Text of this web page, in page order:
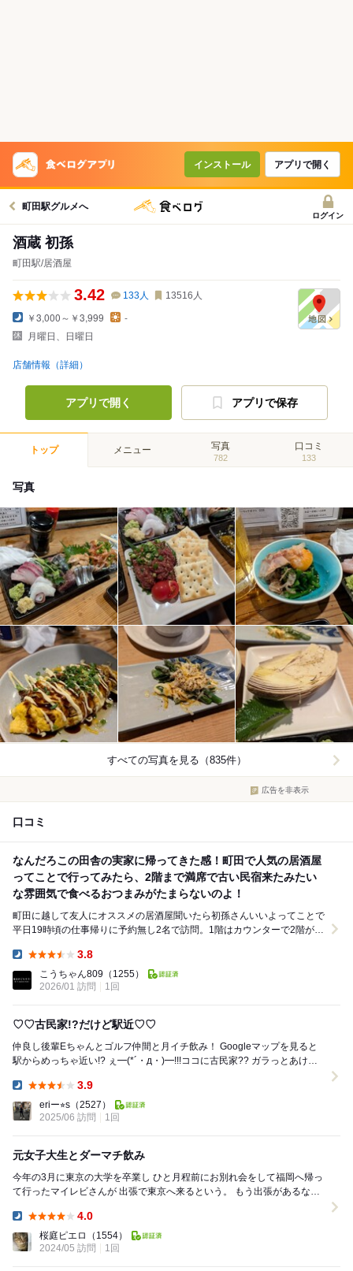
インストール アプリで開く
町田駅グルメへ
ログイン
酒蔵 初孫
町田駅/居酒屋
3.42 133人 13516 人
￥3,000～￥3,999
-
月曜日、日曜日
店舗情報（詳細）
アプリで開く アプリで保存
トップ メニュー 写真
782
口コミ
133
写真
すべての写真を見る（835件）
広告を非表示
口コミ
なんだろこの田舎の実家に帰ってきた感！町田で人気の居酒屋
ってことで行ってみたら、2階まで満席で古い民宿来たみたい
な雰囲気で食べるおつまみがたまらないのよ！
町田に越して友人にオススメの居酒屋聞いたら初孫さんいいよってことで
平日19時頃の仕事帰りに予約無し2名で訪問。1階はカウンターで2階がテ
3.8
こうちゃん809 （1255）
2026/01 訪問
1回
♡♡古民家!?だけど駅近♡♡
仲良し後輩Eちゃんとゴルフ仲間と月イチ飲み！ Googleマップを見ると
駅からめっちゃ近い!? ぇ━(*´・д・)━!!!ココに古民家?? ガラっとあける
3.9
eriー⭐︎s （2527）
2025/06 訪問
1回
元女子大生とダーマチ飲み
今年の3月に東京の大学を卒業し ひと月程前にお別れ会をして福岡へ帰っ
て行ったマイレビさんが 出張で東京へ来るという。 もう出張があるなん
4.0
桜庭ピエロ
（1554）
2024/05 訪問
1回